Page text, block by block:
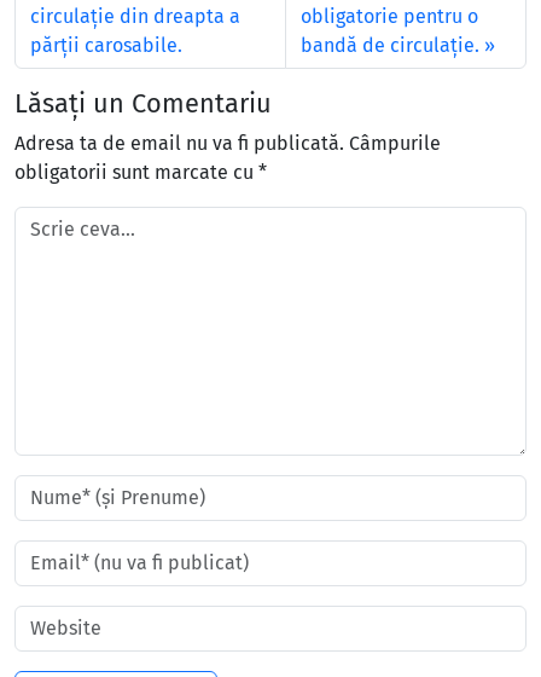
circulație din dreapta a
părții carosabile.
obligatorie pentru o
bandă de circulație.
Lăsați un Comentariu
Adresa ta de email nu va fi publicată. Câmpurile
obligatorii sunt marcate cu *